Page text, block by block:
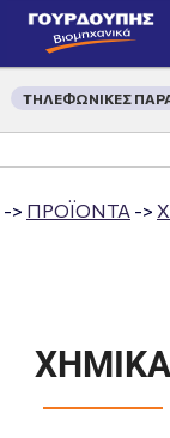
ΤΗΛΕΦΩΝΙΚΕΣ
-> ΠΡΟΪΟΝΤΑ ->
ΧΗΜΙΚΑ